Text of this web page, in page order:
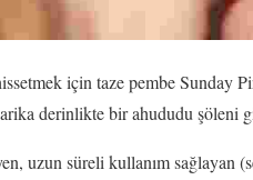
için taze pembe Sunday
derinlikte bir ahududu şöleni
uzun süreli kullanım sağlayan